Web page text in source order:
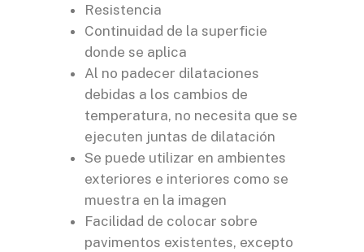
Resistencia
Continuidad de la superficie
donde se aplica
Al no padecer dilataciones
debidas a los cambios de
temperatura, no necesita que se
ejecuten juntas de dilatación
Se puede utilizar en ambientes
exteriores e interiores como se
muestra en la imagen
Facilidad de colocar sobre
pavimentos existentes, excepto